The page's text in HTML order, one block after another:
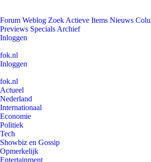
Forum Weblog Zoek Actieve Items Nieuws
Previews Specials Archief
Inloggen
fok.nl
Inloggen
fok.nl
Actueel
Nederland
Internationaal
Economie
Politiek
Tech
Showbiz en Gossip
Opmerkelijk
Entertainment